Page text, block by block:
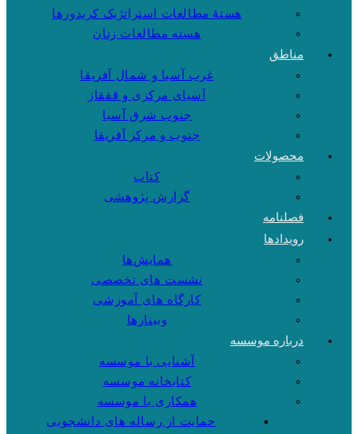
هستهٔ مطالعات استراتژیک کریدورها
هسته مطالعات زنان
مناطق
غرب آسیا و شمال آفریقا
آسیای مرکزی و قفقاز
جنوب شرق آسیا
جنوب و مرکز آفریقا
محصولات
کتاب
گزارش پژوهشی
فصلنامه
رویدادها
همایش‌ها
نشست های تخصصی
کارگاه های آموزشی
وبینارها
درباره موسسه
آشنایی با موسسه
کتابخانه موسسه
همکاری با موسسه
حمایت از رساله های دانشجویی